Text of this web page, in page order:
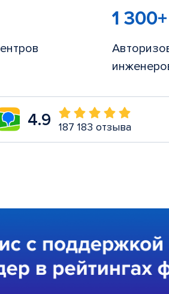
1 300+
4.9 187 183 отзыва